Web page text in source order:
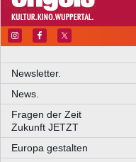
Newsletter.
News.
Fragen der Zeit
Zukunft JETZT
Europa gestalten